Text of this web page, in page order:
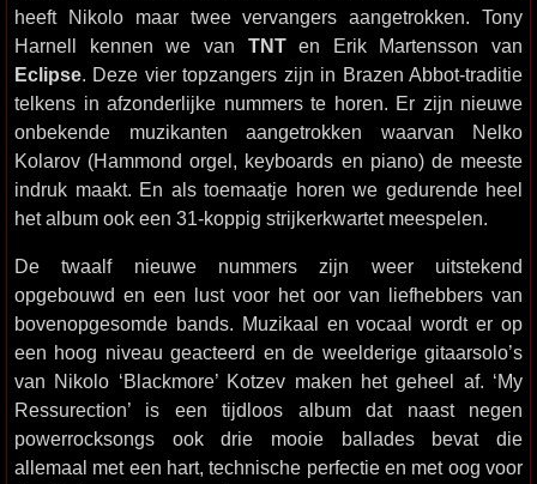
heeft Nikolo maar twee vervangers aangetrokken. Tony
Harnell kennen we van TNTen Erik Martensson van
Eclipse. Deze vier topzangers zijn in Brazen Abbot-traditie
telkens in afzonderlijke nummers te horen. Er zijn nieuwe
onbekende muzikanten aangetrokken waarvan Nelko
Kolarov (Hammond orgel, keyboards en piano) de meeste
indruk maakt. En als toemaatje horen we gedurende heel
het album ook een 31-koppig strijkerkwartet meespelen.
De twaalf nieuwe nummers zijn weer uitstekend
opgebouwd en een lust voor het oor van liefhebbers van
bovenopgesomde bands. Muzikaal en vocaal wordt er op
een hoog niveau geacteerd en de weelderige gitaarsolo’s
van Nikolo ‘Blackmore’ Kotzev maken het geheel af. ‘My
Ressurection’ is een tijdloos album dat naast negen
powerrocksongs ook drie mooie ballades bevat die
allemaal met een hart, technische perfectie en met oog voor